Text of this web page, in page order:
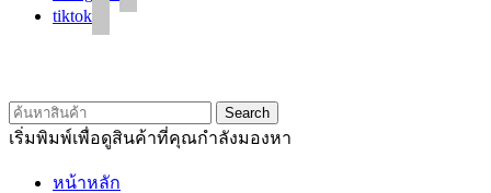
tiktok
Search
เริ่มพิมพ์เพื่อดูสินค้าที่คุณกำลังมองหา
หน้าหลัก